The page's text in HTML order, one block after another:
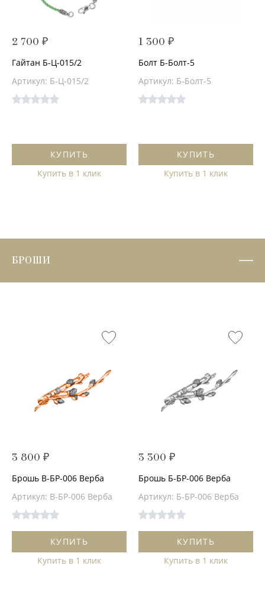
2 700 ₽
Гайтан Б-Ц-015/2
Артикул: Б-Ц-015/2
КУПИТЬ
Купить в 1 клик
1 300 ₽
Болт Б-Болт-5
Артикул: Б-Болт-5
КУПИТЬ
Купить в 1 клик
БРОШИ
3 800 ₽
Брошь В-БР-006 Верба
Артикул: В-БР-006 Верба
КУПИТЬ
Купить в 1 клик
3 300 ₽
Брошь Б-БР-006 Верба
Артикул: Б-БР-006 Верба
КУПИТЬ
Купить в 1 клик